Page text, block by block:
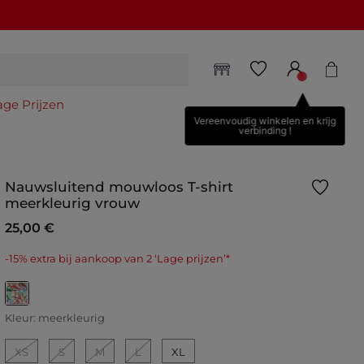
Vereenvoudig winkelen en krijg
verbinding !
Prijzen
Nauwsluitend mouwloos T-shirt
meerkleurig vrouw
25,00 €
-15% extra bij aankoop van 2 ‘Lage prijzen’*
geselecteerd
Kleur: meerkleurig
XS S M L XL